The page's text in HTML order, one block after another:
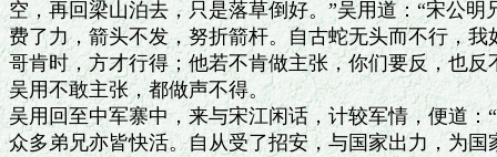
空，再回梁山泊去，只是落草倒好。”吴用道：“宋公明
费了力，箭头不发，努折箭杆。自古蛇无头而不行，我
哥肯时，方才行得；他若不肯做主张，你们要反，也反
吴用不敢主张，都做声不得。
吴用回至中军寨中，来与宋江闲话，计较军情，便道：
众多弟兄亦皆快活。自从受了招安，与国家出力，为